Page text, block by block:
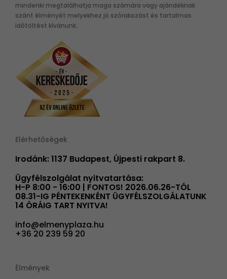
mindenki megtalálhatja maga számára vagy ajándéknak
szánt élményét melyekhez jó szórakozást és tartalmas
időtöltést kívánunk.
Elérhetőségek
Irodánk: 1137 Budapest, Újpesti rakpart 8.
Ügyfélszolgálat nyitvatartása:
H-P 8:00 - 16:00 | FONTOS! 2026.06.26-TÓL
08.31-IG PÉNTEKENKÉNT ÜGYFÉLSZOLGÁLATUNK
14 ÓRÁIG TART NYITVA!
info@elmenyplaza.hu
+36 20 239 59 20
Élmények